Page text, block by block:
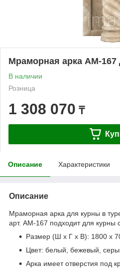
Мраморная арка АМ-167
В наличии
Розница
1 308 070 ₸
Описание Характеристики
Описание
Мраморная арка для курны в
арт. АМ-167 подходит для курны
Размер (Ш х Г х В): 1800 х
Цвет: белый, бежевый,
Арка имеет отверстия под